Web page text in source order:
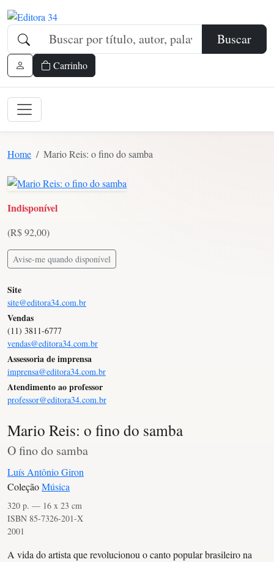
Buscar
Carrinho
Home Mario Reis: o fino do samba
Indisponível
(R$ 92,00)
Avise-me quando disponível
Site
site@editora34.com.br
Vendas
(11) 3811-6777
vendas@editora34.com.br
Assessoria de imprensa
imprensa@editora34.com.br
Atendimento ao professor
professor@editora34.com.br
Mario Reis: o fino do samba
O fino do samba
Luís Antônio Giron
ColeçãoMúsica
320 p. — 16 x 23 cm
ISBN 85-7326-201-X
2001
A vida do artista que revolucionou o canto popular brasileiro na